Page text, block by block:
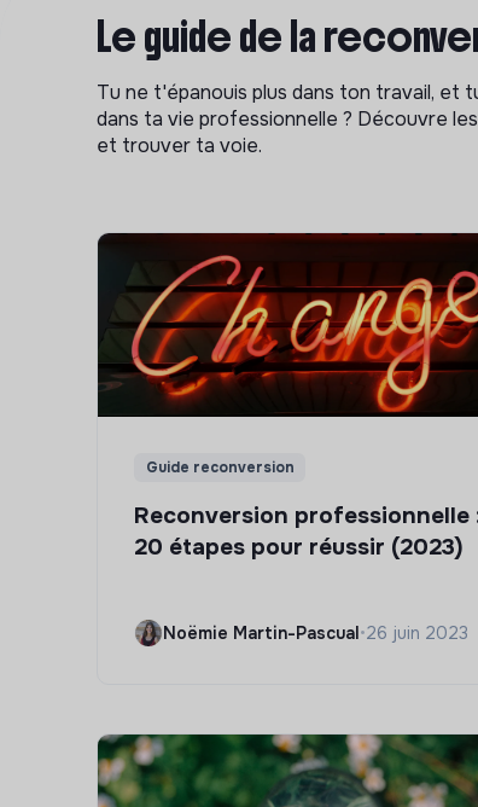
Le guide de la
Tu ne t'épanouis plus dans ton travail, et
dans ta vie professionnelle ? Découvre
et trouver ta voie.
Guide reconversion
Reconversion professionnelle
20 étapes pour réussir (2023)
Noëmie Martin-Pascual•26 juin 2023